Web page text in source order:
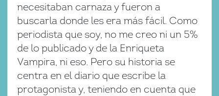
necesitaban carnaza y fueron a
buscarla donde les era más fácil. Como
periodista que soy, no me creo ni un 5%
de lo publicado y de la Enriqueta
Vampira, ni eso. Pero su historia se
centra en el diario que escribe la
protagonista y, teniendo en cuenta que